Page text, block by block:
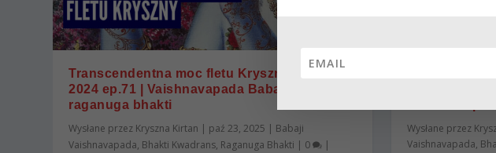
Transcendentna moc fletu Kryszny | Kartik
2024 ep.71 | Vaishnavapada Babaji |
raganuga bhakti
Wysłane przez Kryszna Kirtan | paź 23, 2025 | Babaji
Vaishnavapada, Bhakti Kwadrans, Raganuga Bhakti | 0 |
Wysłane przez
Vaishnavapada,